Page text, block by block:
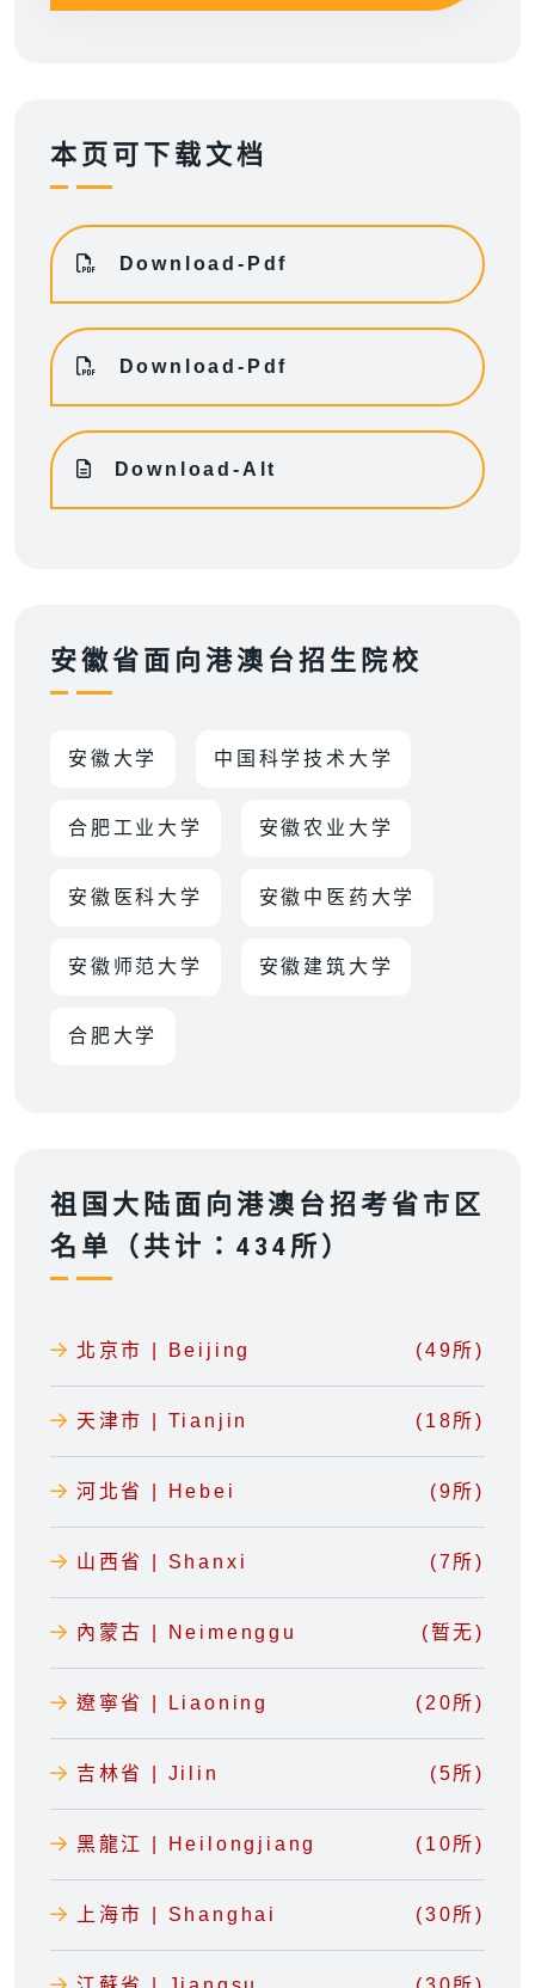
本页可下载文档
Download-Pdf
Download-Pdf
Download-Alt
安徽省面向港澳台招生院校
安徽大学 中国科学技术大学
合肥工业大学 安徽农业大学
安徽医科大学 安徽中医药大学
安徽师范大学 安徽建筑大学
合肥大学
祖国大陆面向港澳台招考省市区
名单（共计：434所）
北京市 | Beijing (49所)
天津市 | Tianjin (18所)
河北省 | Hebei (9所)
山西省 | Shanxi (7所)
內蒙古 | Neimenggu (暂无)
遼寧省 | Liaoning (20所)
吉林省 | Jilin (5所)
黑龍江 | Heilongjiang (10所)
上海市 | Shanghai (30所)